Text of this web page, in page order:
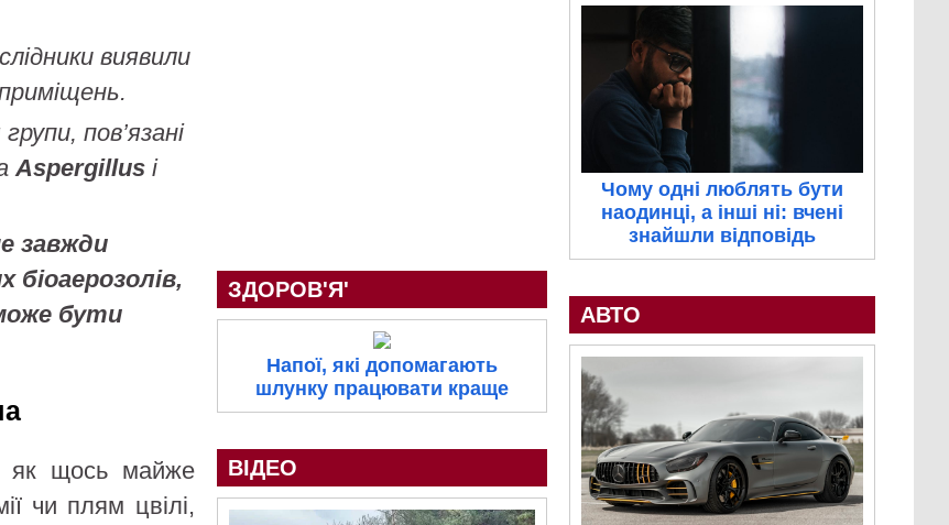
виявили
пов’язані
Aspergillus і
завжди
біоаерозолів,
бути
як щось майже
чи плям цвілі,
ЗДОРОВ'Я'
Напої, які допомагають
шлунку працювати краще
ВІДЕО
Чому одні люблять бути
наодинці, а інші ні: вчені
знайшли відповідь
АВТО